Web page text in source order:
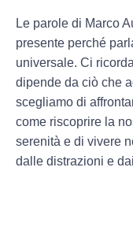
Le parole di Marco
presente perché
universale. Ci
dipende da ciò che
scegliamo di
come riscoprire la
serenità e di vivere
dalle distrazioni e